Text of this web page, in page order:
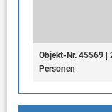
Objekt-Nr. 45569 |
Personen